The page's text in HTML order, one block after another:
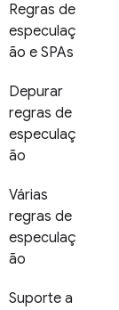
Regras de
especulaç
ão e SPAs
Depurar
regras de
especulaç
ão
Várias
regras de
especulaç
ão
Suporte a